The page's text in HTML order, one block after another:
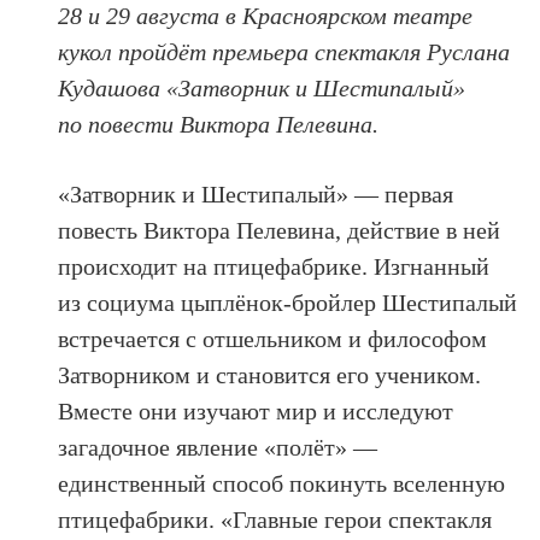
28 и 29 августа в Красноярском театре
кукол пройдёт премьера спектакля Руслана
Кудашова «Затворник и Шестипалый»
по повести Виктора Пелевина.
«Затворник и Шестипалый» — первая
повесть Виктора Пелевина, действие в ней
происходит на птицефабрике. Изгнанный
из социума цыплёнок-бройлер Шестипалый
встречается с отшельником и философом
Затворником и становится его учеником.
Вместе они изучают мир и исследуют
загадочное явление «полёт» —
единственный способ покинуть вселенную
птицефабрики. «Главные герои спектакля